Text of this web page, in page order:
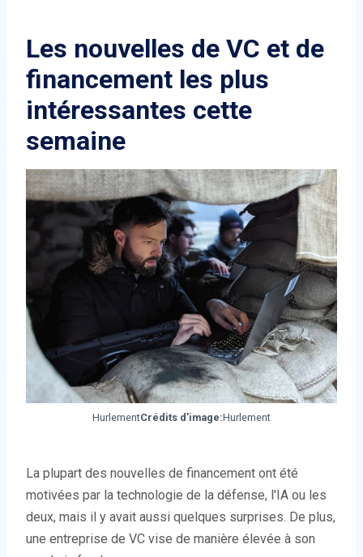
Les nouvelles de VC et de
financement les plus
intéressantes cette
semaine
HurlementCrédits d'image:Hurlement
La plupart des nouvelles de financement ont été
motivées par la technologie de la défense, l'IA ou les
deux, mais il y avait aussi quelques surprises. De plus,
une entreprise de VC vise de manière élevée à son